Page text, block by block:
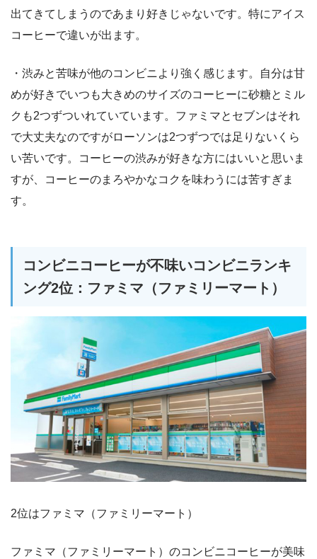
出てきてしまうのであまり好きじゃないです。特にアイス
コーヒーで違いが出ます。
・渋みと苦味が他のコンビニより強く感じます。自分は甘
めが好きでいつも大きめのサイズのコーヒーに砂糖とミル
クも2つずついれていています。ファミマとセブンはそれ
で大丈夫なのですがローソンは2つずつでは足りないくら
い苦いです。コーヒーの渋みが好きな方にはいいと思いま
すが、コーヒーのまろやかなコクを味わうには苦すぎま
す。
コンビニコーヒーが不味いコンビニランキ
ング2位：ファミマ（ファミリーマート）
2位はファミマ（ファミリーマート）
ファミマ（ファミリーマート）のコンビニコーヒーが美味